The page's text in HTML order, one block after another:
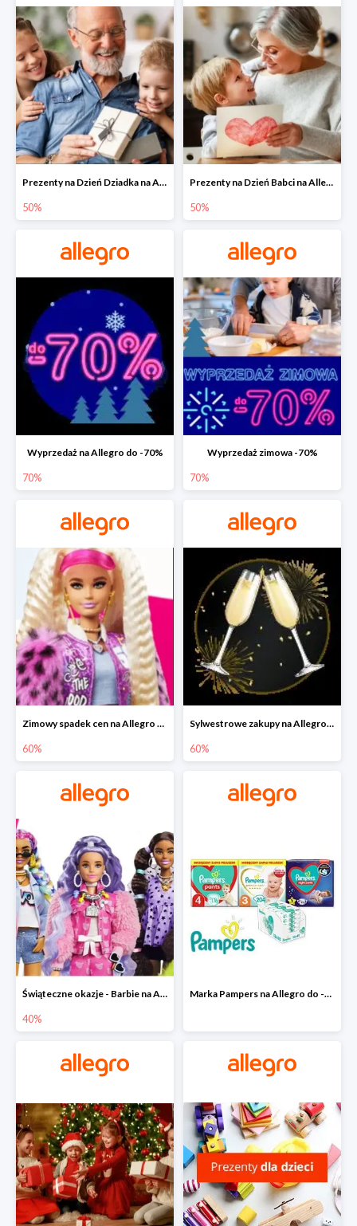
Prezenty na Dzień Dziadka na Allegro do -50%
50%
Prezenty na Dzień Babci na Allegro do -50%
50%
Wyprzedaż na Allegro do -70%
70%
Wyprzedaż zimowa -70%
70%
Zimowy spadek cen na Allegro - lalki Barbie do -60%
60%
Sylwestrowe zakupy na Allegro do -60%
60%
Świąteczne okazje - Barbie na Allegro do -40%
40%
Marka Pampers na Allegro do -35%